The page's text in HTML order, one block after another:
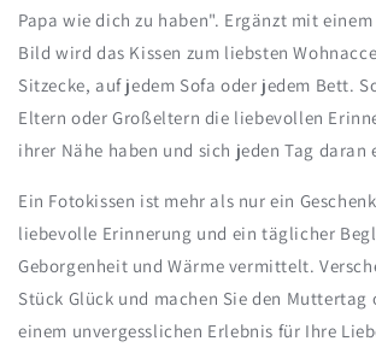
Papa wie dich zu haben". Ergänzt mit
Bild wird das Kissen zum liebsten
Sitzecke, auf jedem Sofa oder jedem Bett.
Eltern oder Großeltern die liebevollen
ihrer Nähe haben und sich jeden Tag daran
Ein Fotokissen ist mehr als nur ein
liebevolle Erinnerung und ein täglicher
Geborgenheit und Wärme vermittelt.
Stück Glück und machen Sie den Muttertag
einem unvergesslichen Erlebnis für Ihre